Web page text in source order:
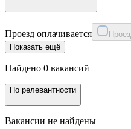
Проезд оплачивается
Показать ещё
Найдено 0 вакансий
По релевантности
Вакансии не найдены